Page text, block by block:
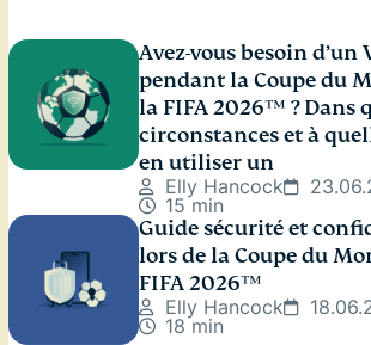
Avez-vous besoin d’un
pendant la Coupe du
la FIFA 2026™️ ? Dans
circonstances et à
en utiliser un
Elly Hancock
15 min
Guide sécurité et
lors de la Coupe du
FIFA 2026™️
Elly Hancock
18 min